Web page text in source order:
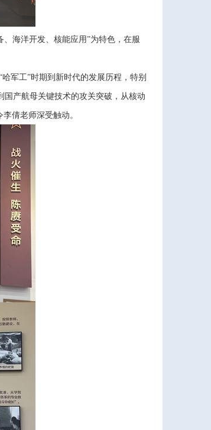
海洋开发、核能应用”为特色，在服
哈军工”时期到新时代的发展历程，特别
产航母关键技术的攻关突破，从核动
倩老师深受触动。